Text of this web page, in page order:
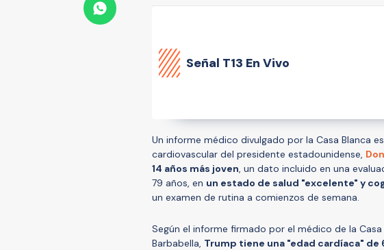
Señal T13 En Vivo
Un informe médico divulgado por la Casa Blanca
cardiovascular del presidente estadounidense,
14 años más joven, un dato incluido en una
79 años, en un estado de salud "excelente" y
un examen de rutina a comienzos de semana.
Según el informe firmado por el médico de la
Barbabella, Trump tiene una "edad cardíaca" de